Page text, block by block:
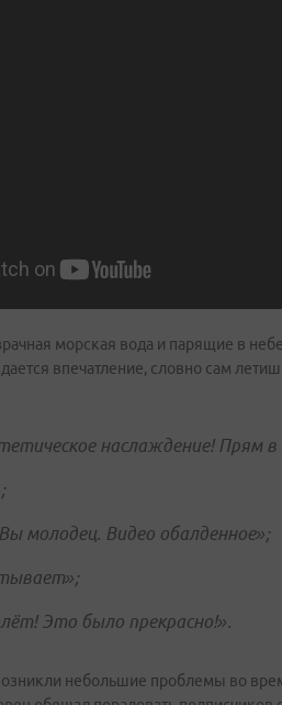
морская вода и парящие в
впечатление, словно сам
наслаждение! Прям
молодец. Видео обалденное»;
Это было прекрасно!».
небольшие проблемы во